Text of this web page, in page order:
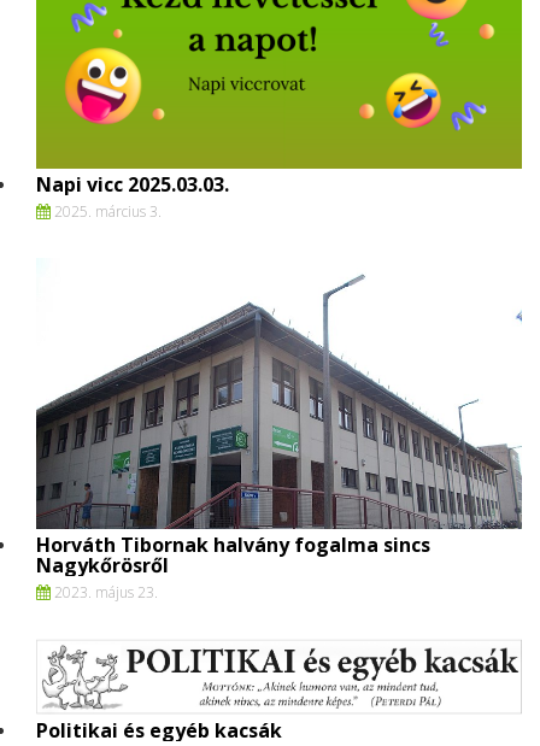
Napi vicc 2025.03.03.
2025. március 3.
Horváth Tibornak halvány fogalma sincs
Nagykőrösről
2023. május 23.
Politikai és egyéb kacsák